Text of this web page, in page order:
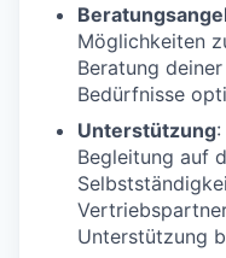
Möglichkeiten
Beratung
Bedürfnisse
Unterstützung
Begleitung auf
Unterstützung